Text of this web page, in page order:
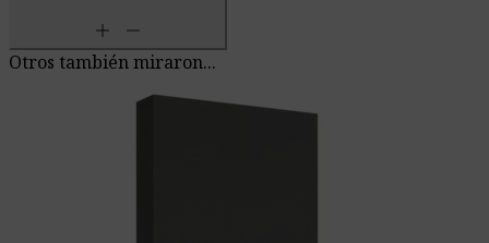
add remove
Otros también miraron...